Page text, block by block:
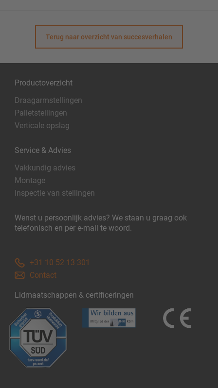
Terug naar overzicht van succesverhalen
Productoverzicht
Draagarmstellingen
Palletstellingen
Verticale opslag
Service & Advies
Vakkundig advies
Montage
Inspectie van stellingen
Wenst u persoonlijk advies? We staan u graag ook
telefonisch en per e-mail te woord.
+31 10 52 13 301
Contact
Lidmaatschappen & certificeringen